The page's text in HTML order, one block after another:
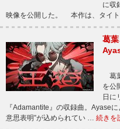
に収
映像を公開した。 本作は、タイ
葛
葛
を公
日に
『Adamantite』の収録曲。Ayase
意思表明”が込められてい … 続きを